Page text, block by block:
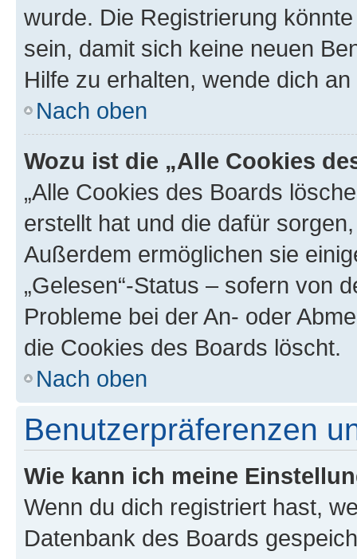
wurde. Die Registrierung
sein, damit sich keine neuen
Hilfe zu erhalten, wende dich
Nach oben
Wozu ist die „Alle Cookies
„Alle Cookies des Boards
erstellt hat und die dafür
Außerdem ermöglichen sie
„Gelesen“-Status – sofern von
Probleme bei der An- oder
die Cookies des Boards löscht.
Nach oben
Benutzerpräferenzen
Wie kann ich meine
Wenn du dich registriert hast,
Datenbank des Boards